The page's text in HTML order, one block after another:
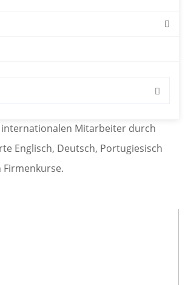
in Aachen mit kostenloser
Spanisch, Französisch, Japanisch
internationalen Mitarbeiter durch
Englisch, Deutsch, Portugiesisch